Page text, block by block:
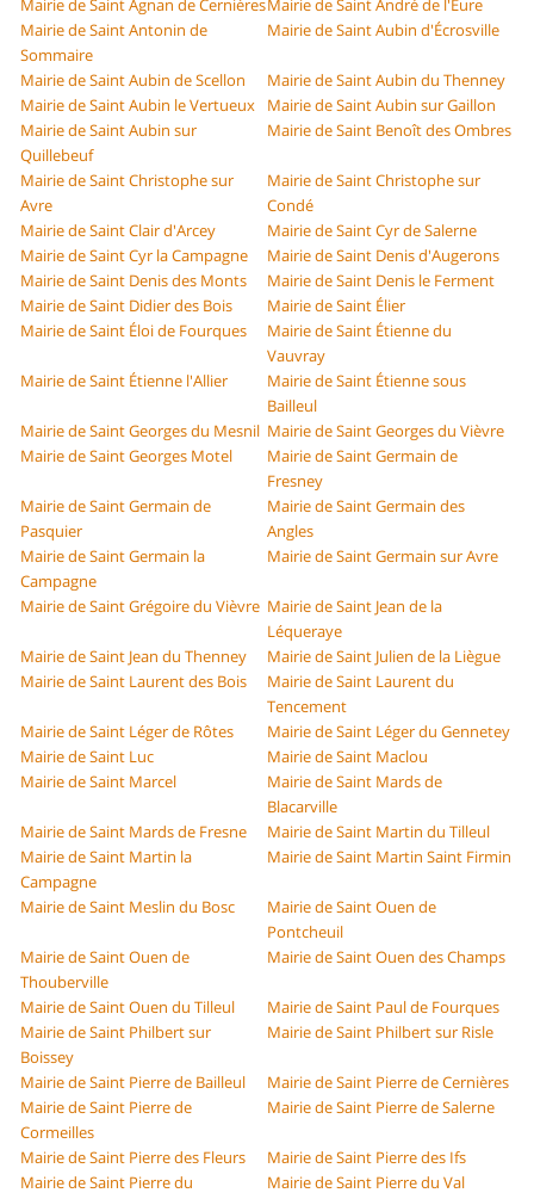
Mairie de Saint Agnan de CernièresMairie de Saint André de l'Eure
Mairie de Saint Antonin de
Sommaire
Mairie de Saint Aubin d'Écrosville
Mairie de Saint Aubin de Scellon
Mairie de Saint Aubin du Thenney
Mairie de Saint Aubin le Vertueux
Mairie de Saint Aubin sur Gaillon
Mairie de Saint Aubin sur
Quillebeuf
Mairie de Saint Benoît des Ombres
Mairie de Saint Christophe sur
Avre
Mairie de Saint Christophe sur
Condé
Mairie de Saint Clair d'Arcey
Mairie de Saint Cyr de Salerne
Mairie de Saint Cyr la Campagne
Mairie de Saint Denis d'Augerons
Mairie de Saint Denis des Monts
Mairie de Saint Denis le Ferment
Mairie de Saint Didier des Bois
Mairie de Saint Élier
Mairie de Saint Éloi de Fourques
Mairie de Saint Étienne du
Vauvray
Mairie de Saint Étienne l'Allier
Mairie de Saint Étienne sous
Bailleul
Mairie de Saint Georges du Mesnil Mairie de Saint Georges du Vièvre
Mairie de Saint Georges Motel
Mairie de Saint Germain de
Fresney
Mairie de Saint Germain de
Pasquier
Mairie de Saint Germain des
Angles
Mairie de Saint Germain la
Campagne
Mairie de Saint Germain sur Avre
Mairie de Saint Grégoire du Vièvre Mairie de Saint Jean de la
Léqueraye
Mairie de Saint Jean du Thenney
Mairie de Saint Julien de la Liègue
Mairie de Saint Laurent des Bois
Mairie de Saint Laurent du
Tencement
Mairie de Saint Léger de Rôtes
Mairie de Saint Léger du Gennetey
Mairie de Saint Luc
Mairie de Saint Maclou
Mairie de Saint Marcel
Mairie de Saint Mards de
Blacarville
Mairie de Saint Mards de Fresne
Mairie de Saint Martin du Tilleul
Mairie de Saint Martin la
Campagne
Mairie de Saint Martin Saint Firmin
Mairie de Saint Meslin du Bosc
Mairie de Saint Ouen de
Pontcheuil
Mairie de Saint Ouen de
Thouberville
Mairie de Saint Ouen des Champs
Mairie de Saint Ouen du Tilleul
Mairie de Saint Paul de Fourques
Mairie de Saint Philbert sur
Boissey
Mairie de Saint Philbert sur Risle
Mairie de Saint Pierre de Bailleul
Mairie de Saint Pierre de Cernières
Mairie de Saint Pierre de
Cormeilles
Mairie de Saint Pierre de Salerne
Mairie de Saint Pierre des Fleurs
Mairie de Saint Pierre des Ifs
Mairie de Saint Pierre du
Mairie de Saint Pierre du Val